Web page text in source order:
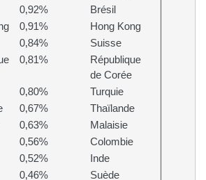
0,92%
Brésil
0,91%
Hong Kong
0,84%
Suisse
0,81%
République
de Corée
0,80%
Turquie
0,67%
Thaïlande
0,63%
Malaisie
0,56%
Colombie
0,52%
Inde
0,46%
Suède